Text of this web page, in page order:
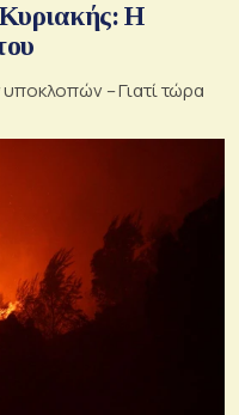
Η
– Γιατί τώρα